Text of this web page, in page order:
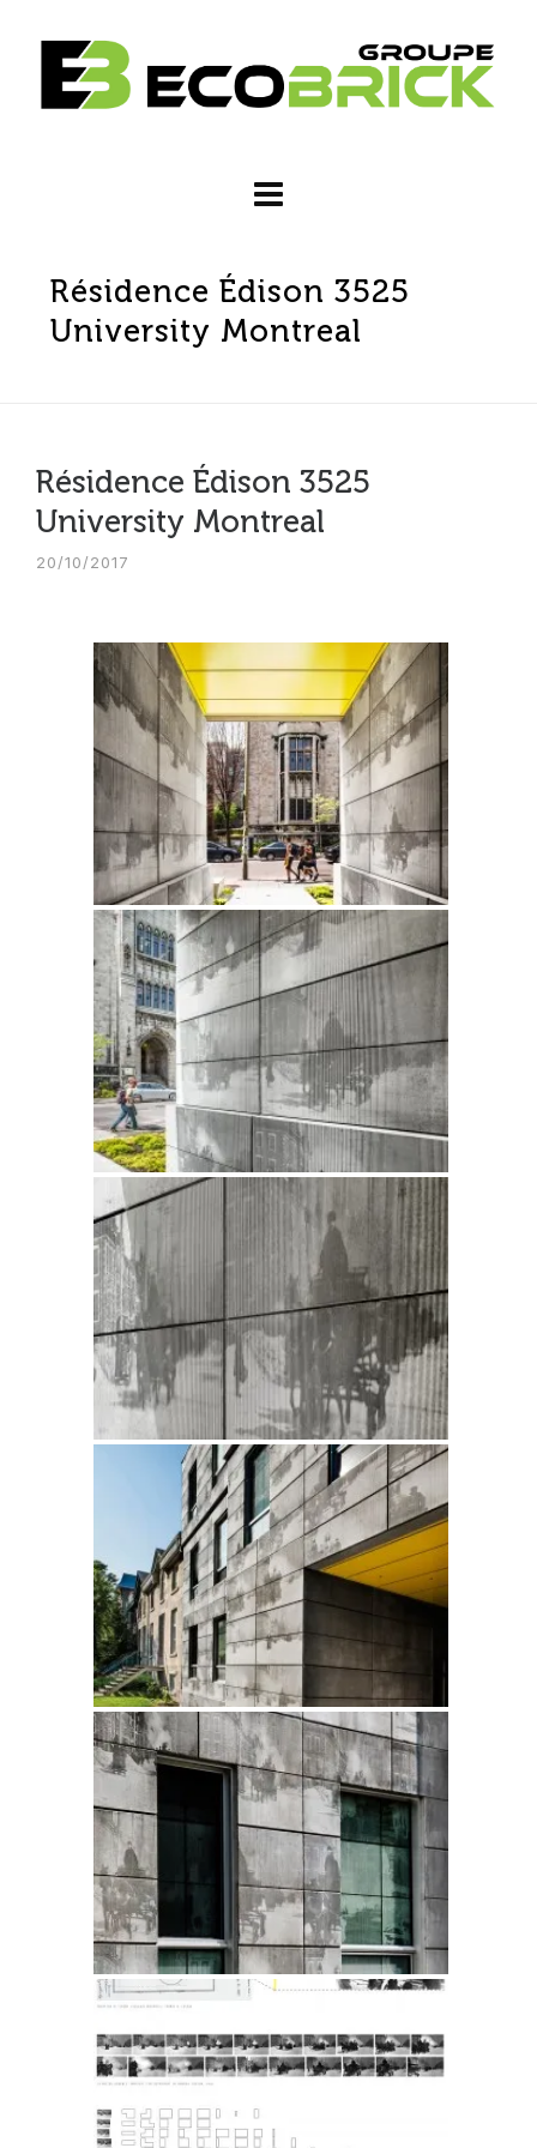
Résidence Édison 3525
University Montreal
Résidence Édison 3525
University Montreal
20/10/2017